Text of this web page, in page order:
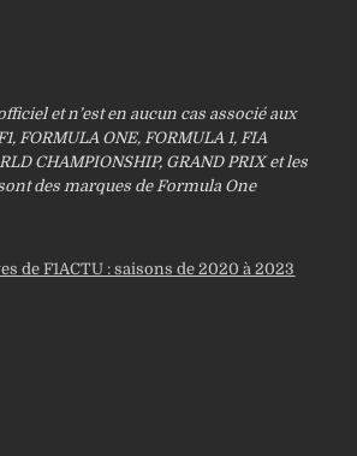
et n’est en aucun cas associé aux
FORMULA ONE, FORMULA 1, FIA
CHAMPIONSHIP, GRAND PRIX et les
des marques de Formula One
de F1ACTU : saisons de 2020 à 2023